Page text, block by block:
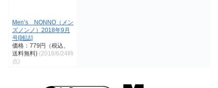
Men’s NONNO（メン
ズノンノ）2018年9月
号[雑誌]
価格：779円（税込、
送料無料) (2018/6/24時
点)